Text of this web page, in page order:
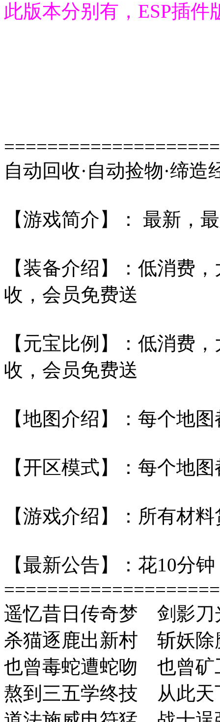
此版本分别有，ESP插
自动回收·自动捡物·缔造
【游戏简介】： 最新，
【装备介绍】：低消费
收，会员免费送
【元宝比例】：低消费
收，会员免费送
【地图介绍】：每个地
【开区模式】：每个地
【游戏介绍】：所有材
【最新公告】：花10分
遥忆昔日传奇梦 剑影
杀猫逐鹿出新村 斩妖
也曾毒蛇遭蛇吻 也曾
熬到三五学终技 从此